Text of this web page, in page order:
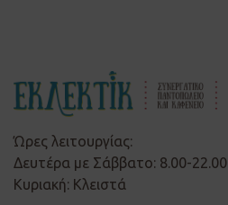
Ώρες λειτουργίας:
Δευτέρα με Σάββατο: 8.00-22.00
Κυριακή: Κλειστά